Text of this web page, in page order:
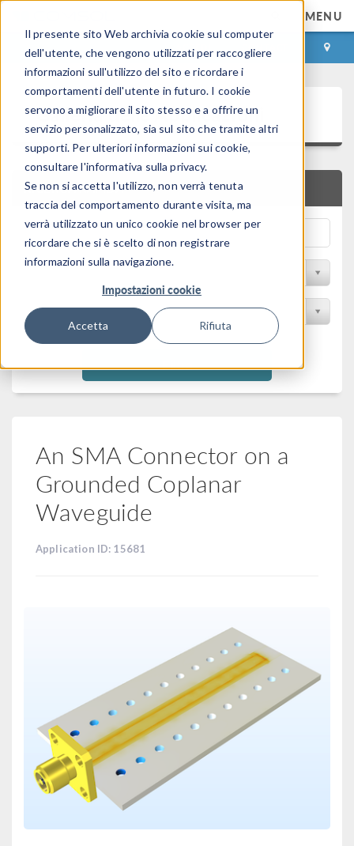
Il presente sito Web archivia cookie sul computer
dell'utente, che vengono utilizzati per raccogliere
informazioni sull'utilizzo del sito e ricordare i
comportamenti dell'utente in futuro. I cookie
servono a migliorare il sito stesso e a offrire un
servizio personalizzato, sia sul sito che tramite altri
supporti. Per ulteriori informazioni sui cookie,
consultare l'informativa sulla privacy.
Se non si accetta l'utilizzo, non verrà tenuta
traccia del comportamento durante visita, ma
verrà utilizzato un unico cookie nel browser per
ricordare che si è scelto di non registrare
informazioni sulla navigazione.
Impostazioni cookie
Accetta Rifiuta
MENU
ACCEDI CONTACT
Galleria delle Applicazioni
RICERCA RAPIDA
Filtra per Prodotto
Filtra
An SMA Connector on a
Grounded Coplanar
Waveguide
Application ID: 15681